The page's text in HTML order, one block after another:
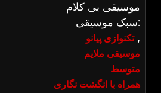
موسیقی بی کلام
سبک موسیقی:
تکنوازی پیانو,
موسیقی ملایم
متوسط
همراه با انگشت نگاری